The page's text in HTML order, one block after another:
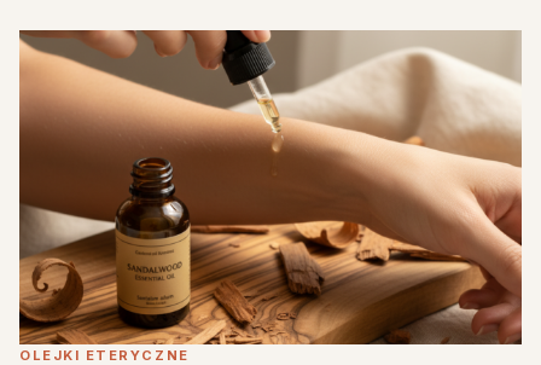
OLEJKI ETERYCZNE